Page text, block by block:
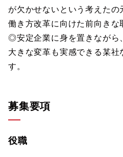
が欠かせないという考えたの
働き方改革に向けた前向きな
◎安定企業に身を置きながら
大きな変革も実感できる某社
す。
募集要項
役職